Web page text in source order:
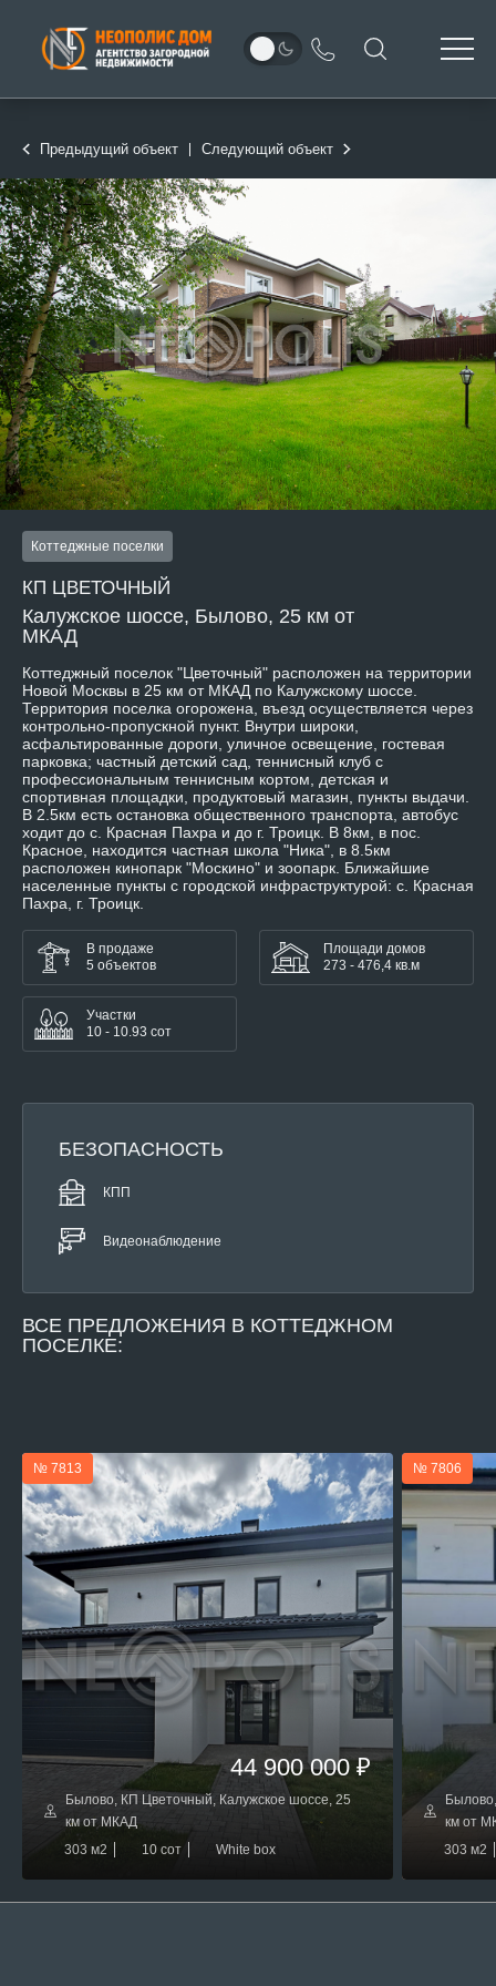
Предыдущий объект Следующий объект
Коттеджные поселки
КП ЦВЕТОЧНЫЙ
Калужское шоссе, Былово, 25 км от
МКАД
Коттеджный поселок "Цветочный" расположен на территории
Новой Москвы в 25 км от МКАД по Калужскому шоссе.
Территория поселка огорожена, въезд осуществляется через
контрольно-пропускной пункт. Внутри широки,
асфальтированные дороги, уличное освещение, гостевая
парковка; частный детский сад, теннисный клуб с
профессиональным теннисным кортом, детская и
спортивная площадки, продуктовый магазин, пункты выдачи.
В 2.5км есть остановка общественного транспорта, автобус
ходит до с. Красная Пахра и до г. Троицк. В 8км, в пос.
Красное, находится частная школа "Ника", в 8.5км
расположен кинопарк "Москино" и зоопарк. Ближайшие
населенные пункты с городской инфраструктурой: с. Красная
Пахра, г. Троицк.
В продаже
5 объектов
Площади домов
273 - 476,4 кв.м
Участки
10 - 10.93 сот
БЕЗОПАСНОСТЬ
КПП
Видеонаблюдение
ВСЕ ПРЕДЛОЖЕНИЯ В КОТТЕДЖНОМ
ПОСЕЛКЕ:
№ 7813
44 900 000 ₽
Былово, КП Цветочный, Калужское шоссе, 25
км от МКАД
303 м2
10 сот White box
№ 7806
км от
303 м2